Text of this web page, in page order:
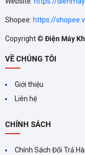
TRÊN MÁY LẠNH
ÍCH GÌ?
lạnh Panasonic không
làm mát mà còn đảm
khuẩn, khử mùi và giữ
da. Hãy cân nhắc lựa chọn
máy lạnh Panasonic
Shopee: https://
Copyright ©Điện Máy
VỀ CHÚNG TÔI
Giới thiệu
Liên hệ
CHÍNH SÁCH
Chính Sách Đổi Trả